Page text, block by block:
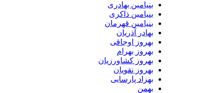
بنیامین بهادری
بنیامین ذاکری
بنیامین قهرمان
بهادر آذریان
بهروز اوجاقی
بهروز بهرام
بهروز کشاورزیان
بهروز نقویان
بهزاد پارسایی